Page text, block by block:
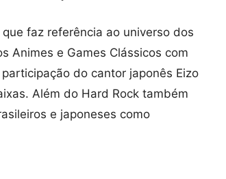
faz referência ao universo dos
Animes e Games Clássicos com
do cantor japonês Eizo
Além do Hard Rock também
e japoneses como